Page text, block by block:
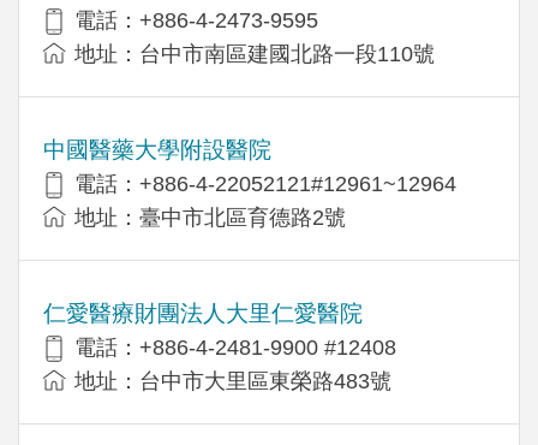
電話：+886-4-2473-9595
地址：台中市南區建國北路一段110號
中國醫藥大學附設醫院
電話：+886-4-22052121#12961~12964
地址：臺中市北區育德路2號
仁愛醫療財團法人大里仁愛醫院
電話：+886-4-2481-9900 #12408
地址：台中市大里區東榮路483號